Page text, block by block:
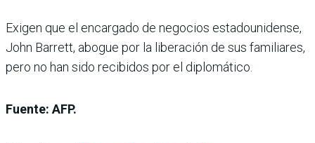
Exigen que el encargado de negocios estadounidense,
John Barrett, abogue por la liberación de sus familiares,
pero no han sido recibidos por el diplomático.
Fuente: AFP.